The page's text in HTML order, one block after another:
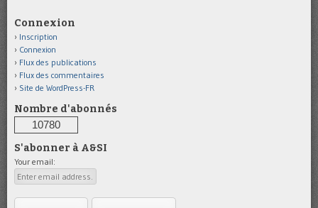
Connexion
Inscription
Connexion
Flux des publications
Flux des commentaires
Site de WordPress-FR
Nombre d'abonnés
10780
S'abonner à A&SI
Your email: